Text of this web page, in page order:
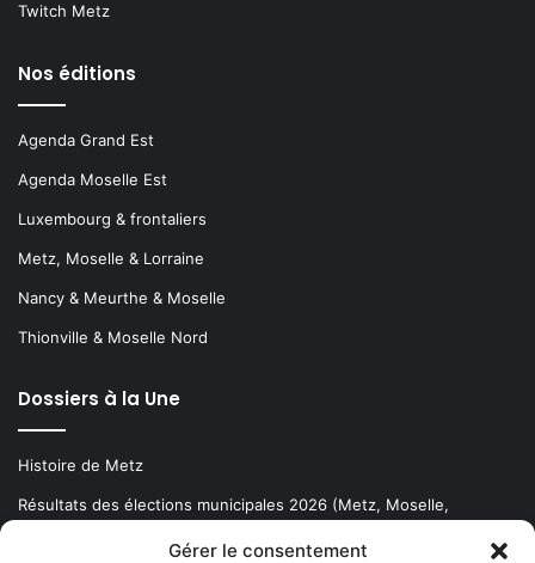
Gérer le consentement
Twitch Metz
Nos éditions
Agenda Grand Est
Agenda Moselle Est
Luxembourg & frontaliers
Metz, Moselle & Lorraine
Nancy & Meurthe & Moselle
Thionville & Moselle Nord
Dossiers à la Une
Histoire de Metz
Résultats des élections municipales 2026 (Metz, Moselle,